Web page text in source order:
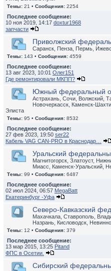
Темы: 21 • Сообщения: 2254
Последнее сообщение:
10 ноя 2019, 14:17 doxtur1968
запчасти
Приволжский
Саранск, Пенза, Пермь,
Темы: 143 • Сообщения: 4559
Последнее сообщение:
13 авг 2023, 10:01 Олег151
Где ремонтировали МКПП?
Южный федеральный
Астрахань, Сочи, Волжский,
Новочеркасск, Каменск-
Элиста
Темы: 95 • Сообщения: 8532
Последнее сообщение:
27 фев 2023, 19:50 ser22
Кабель VAG CAN-PRO в Краснодар…
Уральский
Магнитогорск, Златоуст,
Миасс, Каменск-Уральский,
Темы: 99 • Сообщения: 6487
Последнее сообщение:
02 июл 2024, 06:57 MegaBatt
Екатеринбург -Уфа
Северо-Кавказский
Махачкала, Ставрополь,
Назрань, Кисловодск,
Темы: 12 • Сообщения: 379
Последнее сообщение:
13 мар 2015, 13:25 Pitand
ФПС в Осетии.
Сибирский